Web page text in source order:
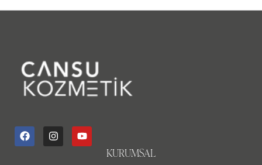
KURUMSAL